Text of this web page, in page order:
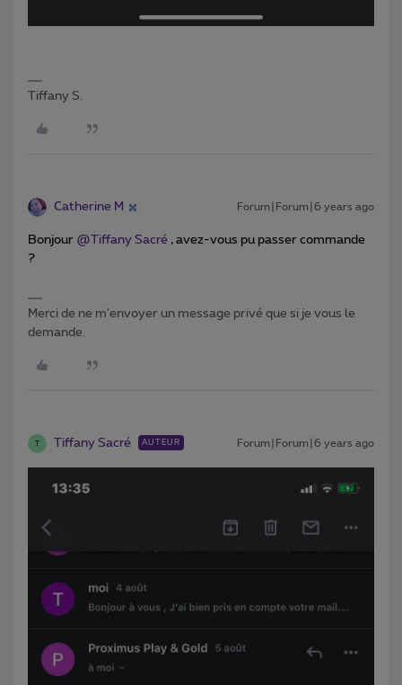
Tiffany S.
Catherine M Forum|Forum|6 years ago
Bonjour @Tiffany Sacré , avez-vous pu passer commande
?
Merci de ne m'envoyer un message privé que si je vous le
demande.
T Tiffany Sacré AUTEUR Forum|Forum|6 years ago